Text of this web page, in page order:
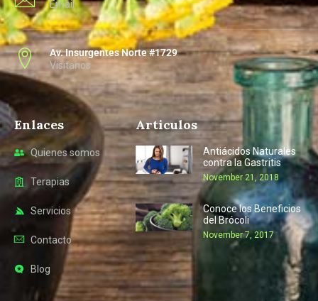
Email
Av. Insurgentes Norte #1729
Visitanos
Enlaces
Quienes somos
Terapias
Servicios
Contacto
Blog
Articulos
Antiácidos Naturales
contra la Gastritis
November 21, 2018
Conoce los Beneficios
del Brócoli
November 7, 2017